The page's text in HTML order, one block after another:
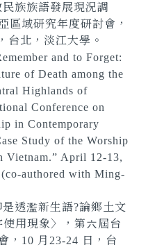
族族語發展現況調
區域研究年度研討會，
台北，淡江大學。
and to Forget:
of Death among the
Highlands of
Conference on
in Contemporary
Study of the Worship
Vietnam.” April 12-13,
authored with Ming-
透濫新生語?論鄉土文
用現象〉，第六屆台
，10 月23-24 日，台